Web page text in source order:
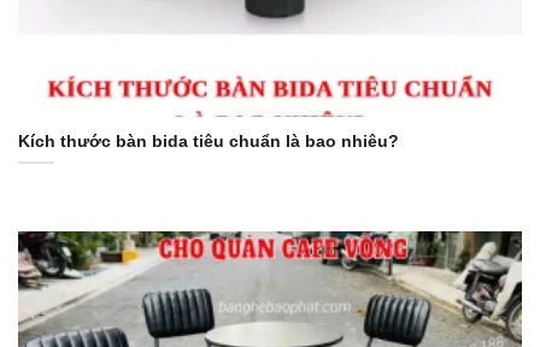
Kích thước bàn bida tiêu chuẩn là bao nhiêu?